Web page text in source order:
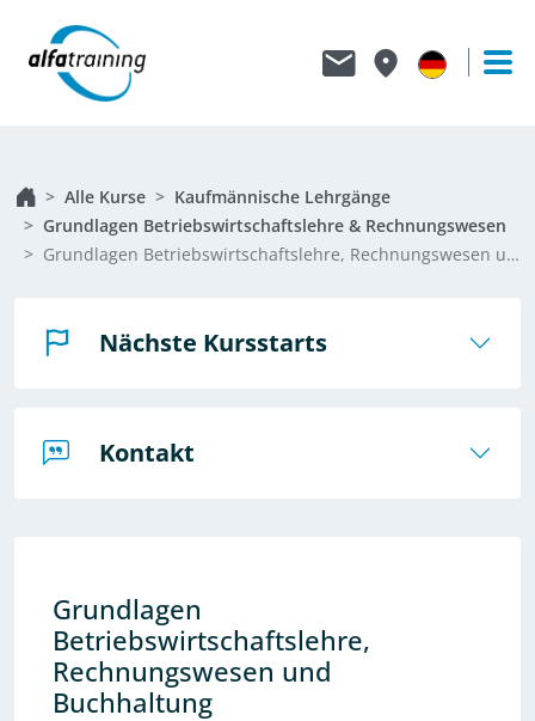
Alle Kurse
Kaufmännische Lehrgänge
Grundlagen Betriebswirtschaftslehre & Rechnungswesen
Grundlagen Betriebswirtschaftslehre, Rechnungswesen und Buchhaltung
Nächste Kursstarts
Kontakt
Grundlagen
Betriebswirtschaftslehre,
Rechnungswesen und
Buchhaltung